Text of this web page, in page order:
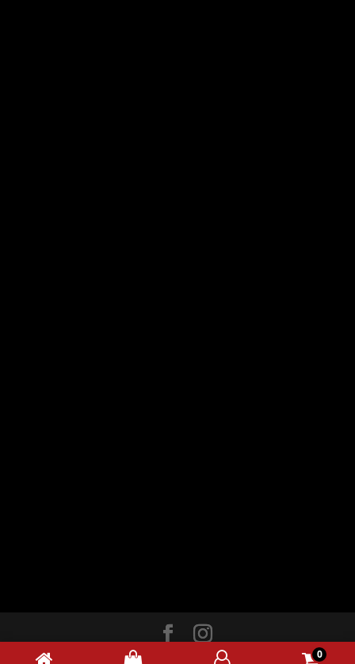
© 2020 | LALY communication |Mention légales|0